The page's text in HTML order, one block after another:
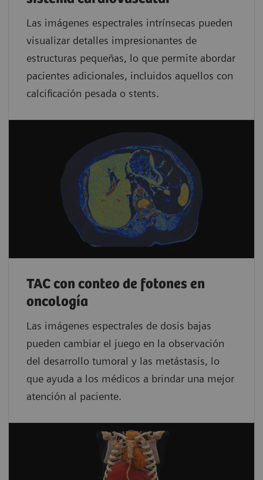
Las imágenes espectrales intrínsecas pueden
visualizar detalles impresionantes de
estructuras pequeñas, lo que permite abordar
pacientes adicionales, incluidos aquellos con
calcificación pesada o stents.
TAC con conteo de fotones en
oncología
Las imágenes espectrales de dosis bajas
pueden cambiar el juego en la observación
del desarrollo tumoral y las metástasis, lo
que ayuda a los médicos a brindar una mejor
atención al paciente.